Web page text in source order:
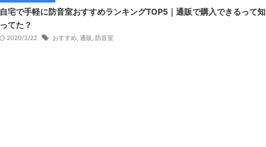
自宅で手軽に防音室おすすめランキングTOP5｜通販で購入できるって知
ってた？
2020/3/22 おすすめ, 通販, 防音室